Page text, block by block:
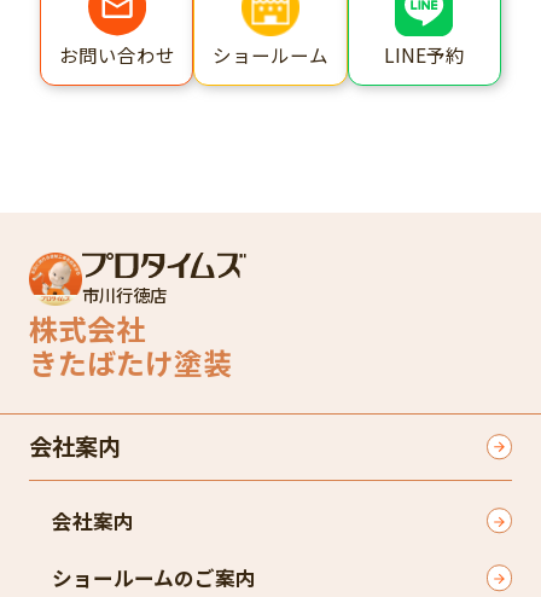
お問い合わせ ショールーム LINE予約
市川行徳店
株式会社
きたばたけ塗装
会社案内
会社案内
ショールームのご案内